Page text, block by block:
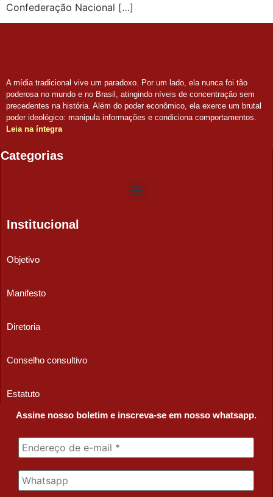
Confederação Nacional […]
A mídia tradicional vive um paradoxo. Por um lado, ela nunca foi tão
poderosa no mundo e no Brasil, atingindo níveis de concentração sem
precedentes na história. Além do poder econômico, ela exerce um brutal
poder ideológico: manipula informações e condiciona comportamentos.
Leia na íntegra
Categorias
Institucional
Objetivo
Manifesto
Diretoria
Conselho consultivo
Estatuto
Assine nosso boletim e inscreva-se em nosso whatsapp.